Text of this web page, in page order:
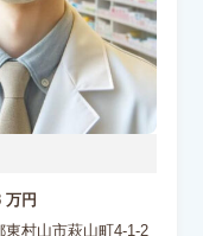
万円
東村山市萩山町4-1-2